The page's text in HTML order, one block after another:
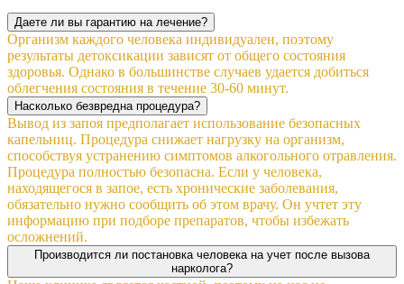
Даете ли вы гарантию на лечение?
Организм каждого человека индивидуален, поэтому
результаты детоксикации зависят от общего состояния
здоровья. Однако в большинстве случаев удается добиться
облегчения состояния в течение 30-60 минут.
Насколько безвредна процедура?
Вывод из запоя предполагает использование безопасных
капельниц. Процедура снижает нагрузку на организм,
способствуя устранению симптомов алкогольного отравления.
Процедура полностью безопасна. Если у человека,
находящегося в запое, есть хронические заболевания,
обязательно нужно сообщить об этом врачу. Он учтет эту
информацию при подборе препаратов, чтобы избежать
осложнений.
Производится ли постановка человека на учет после вызова
нарколога?